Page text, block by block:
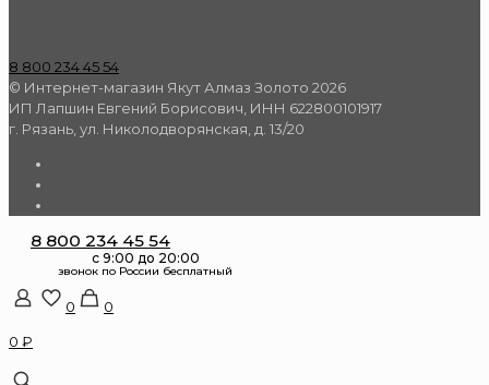
8 800 234 45 54
© Интернет-магазин Якут Алмаз Золото 2026
ИП Лапшин Евгений Борисович, ИНН 622800101917
г. Рязань, ул. Николодворянская, д. 13/20
8 800 234 45 54
0
0
0 ₽